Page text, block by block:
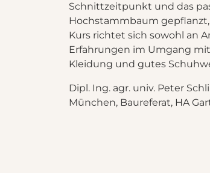
Schnittzeitpunkt und das
Hochstammbaum
Kurs richtet sich sowohl an
Erfahrungen im Umgang
Kleidung und gutes
Dipl. Ing. agr. univ. Peter
München, Baureferat, HA